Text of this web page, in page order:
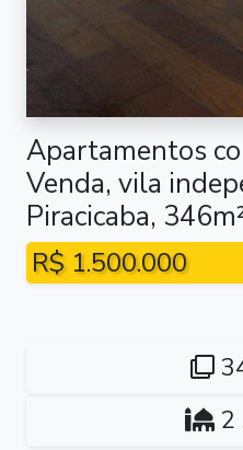
Apartamentos
Venda, vila
Piracicaba,
R$ 1.500.000
2